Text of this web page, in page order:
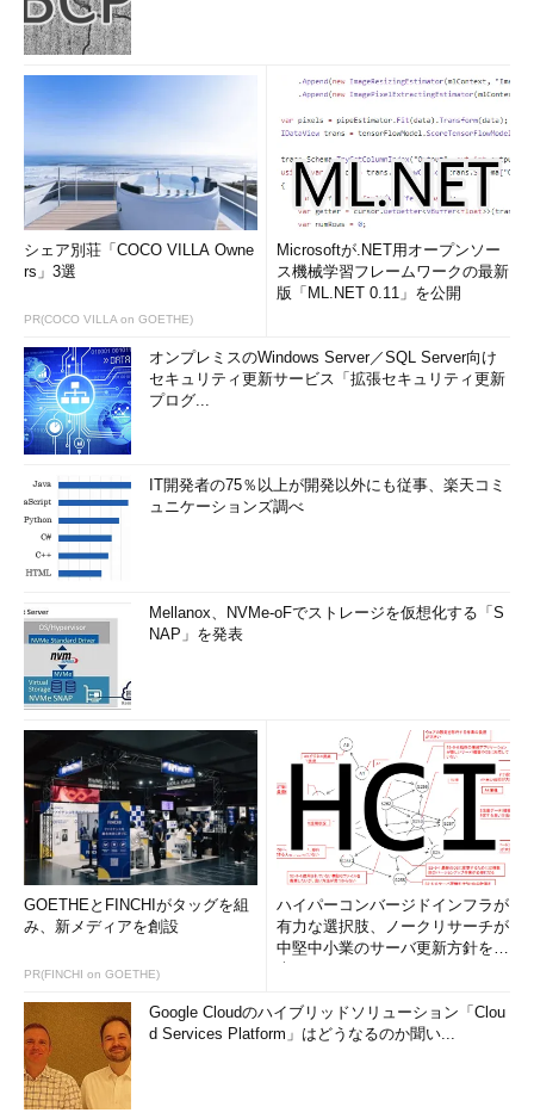
シェア別荘「COCO VILLA Owne
rs」3選
PR(COCO VILLA on GOETHE)
Microsoftが.NET用オープンソー
ス機械学習フレームワークの最新
版「ML.NET 0.11」を公開
オンプレミスのWindows Server／SQL Server向け
セキュリティ更新サービス「拡張セキュリティ更新
プログ...
IT開発者の75％以上が開発以外にも従事、楽天コミ
ュニケーションズ調べ
Mellanox、NVMe-oFでストレージを仮想化する「S
NAP」を発表
GOETHEとFINCHIがタッグを組
み、新メディアを創設
PR(FINCHI on GOETHE)
ハイパーコンバージドインフラが
有力な選択肢、ノークリサーチが
中堅中小業のサーバ更新方針を調
Google Cloudのハイブリッドソリューション「Clou
d Services Platform」はどうなるのか聞い...